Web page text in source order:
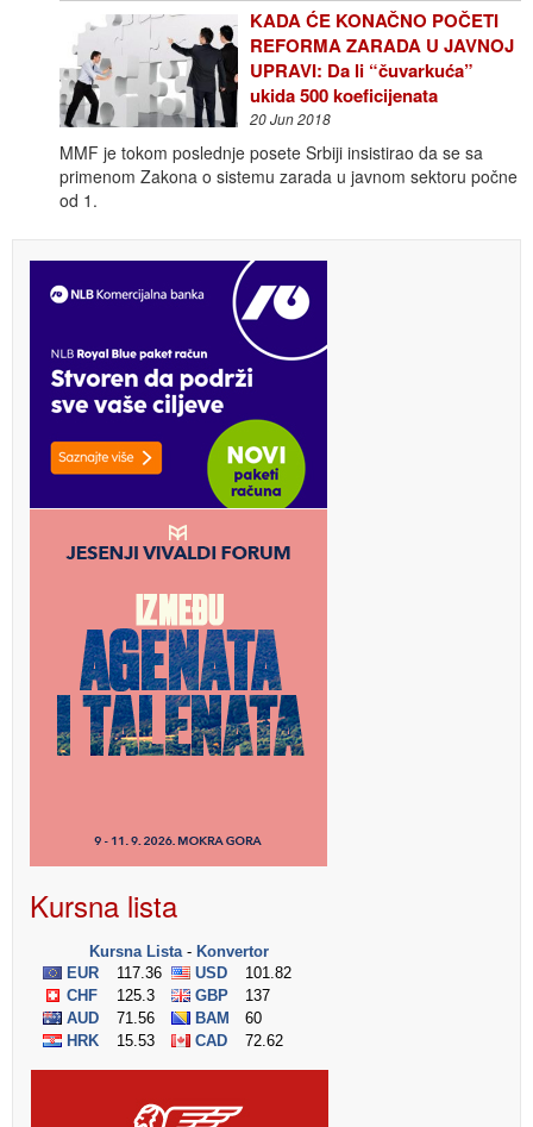
KADA ĆE KONAČNO POČETI
REFORMA ZARADA U JAVNOJ
UPRAVI: Da li “čuvarkuća”
ukida 500 koeficijenata
20 Jun 2018
MMF je tokom poslednje posete Srbiji insistirao da se sa
primenom Zakona o sistemu zarada u javnom sektoru počne
od 1.
Kursna lista